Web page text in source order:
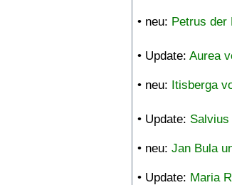
• neu: Petrus der
• Update: Aurea
• neu: Itisberga
• Update: Salvius
• neu: Jan Bula
• Update: Maria